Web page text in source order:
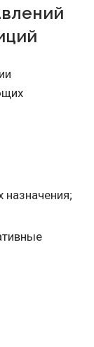
назначения;